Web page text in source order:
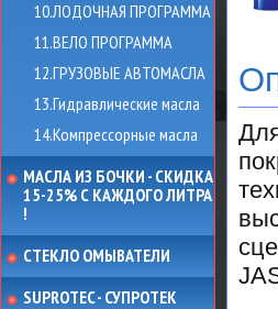
10.ЛОДОЧНАЯ ПРОГРАММА
11.ВЕЛО ПРОГРАММА
12.ГРУЗОВЫЕ АВТОМАСЛА
13.Гидравлические масла
14.Компрессорные масла
МАСЛА ИЗ БОЧКИ - СКИДКА
15-25% С КАЖДОГО ЛИТРА
!
СТЕКЛО ОМЫВАТЕЛИ
SUPROTEC - СУПРОТЕК